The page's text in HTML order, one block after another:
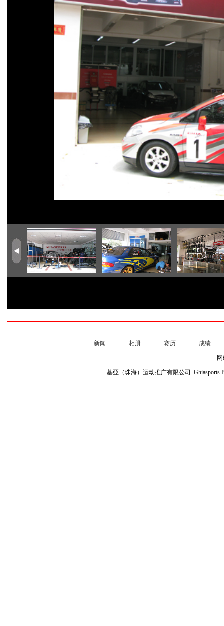
新闻 相册 赛历 成绩
基亞（珠海）运动推广有限公司 Ghiasports